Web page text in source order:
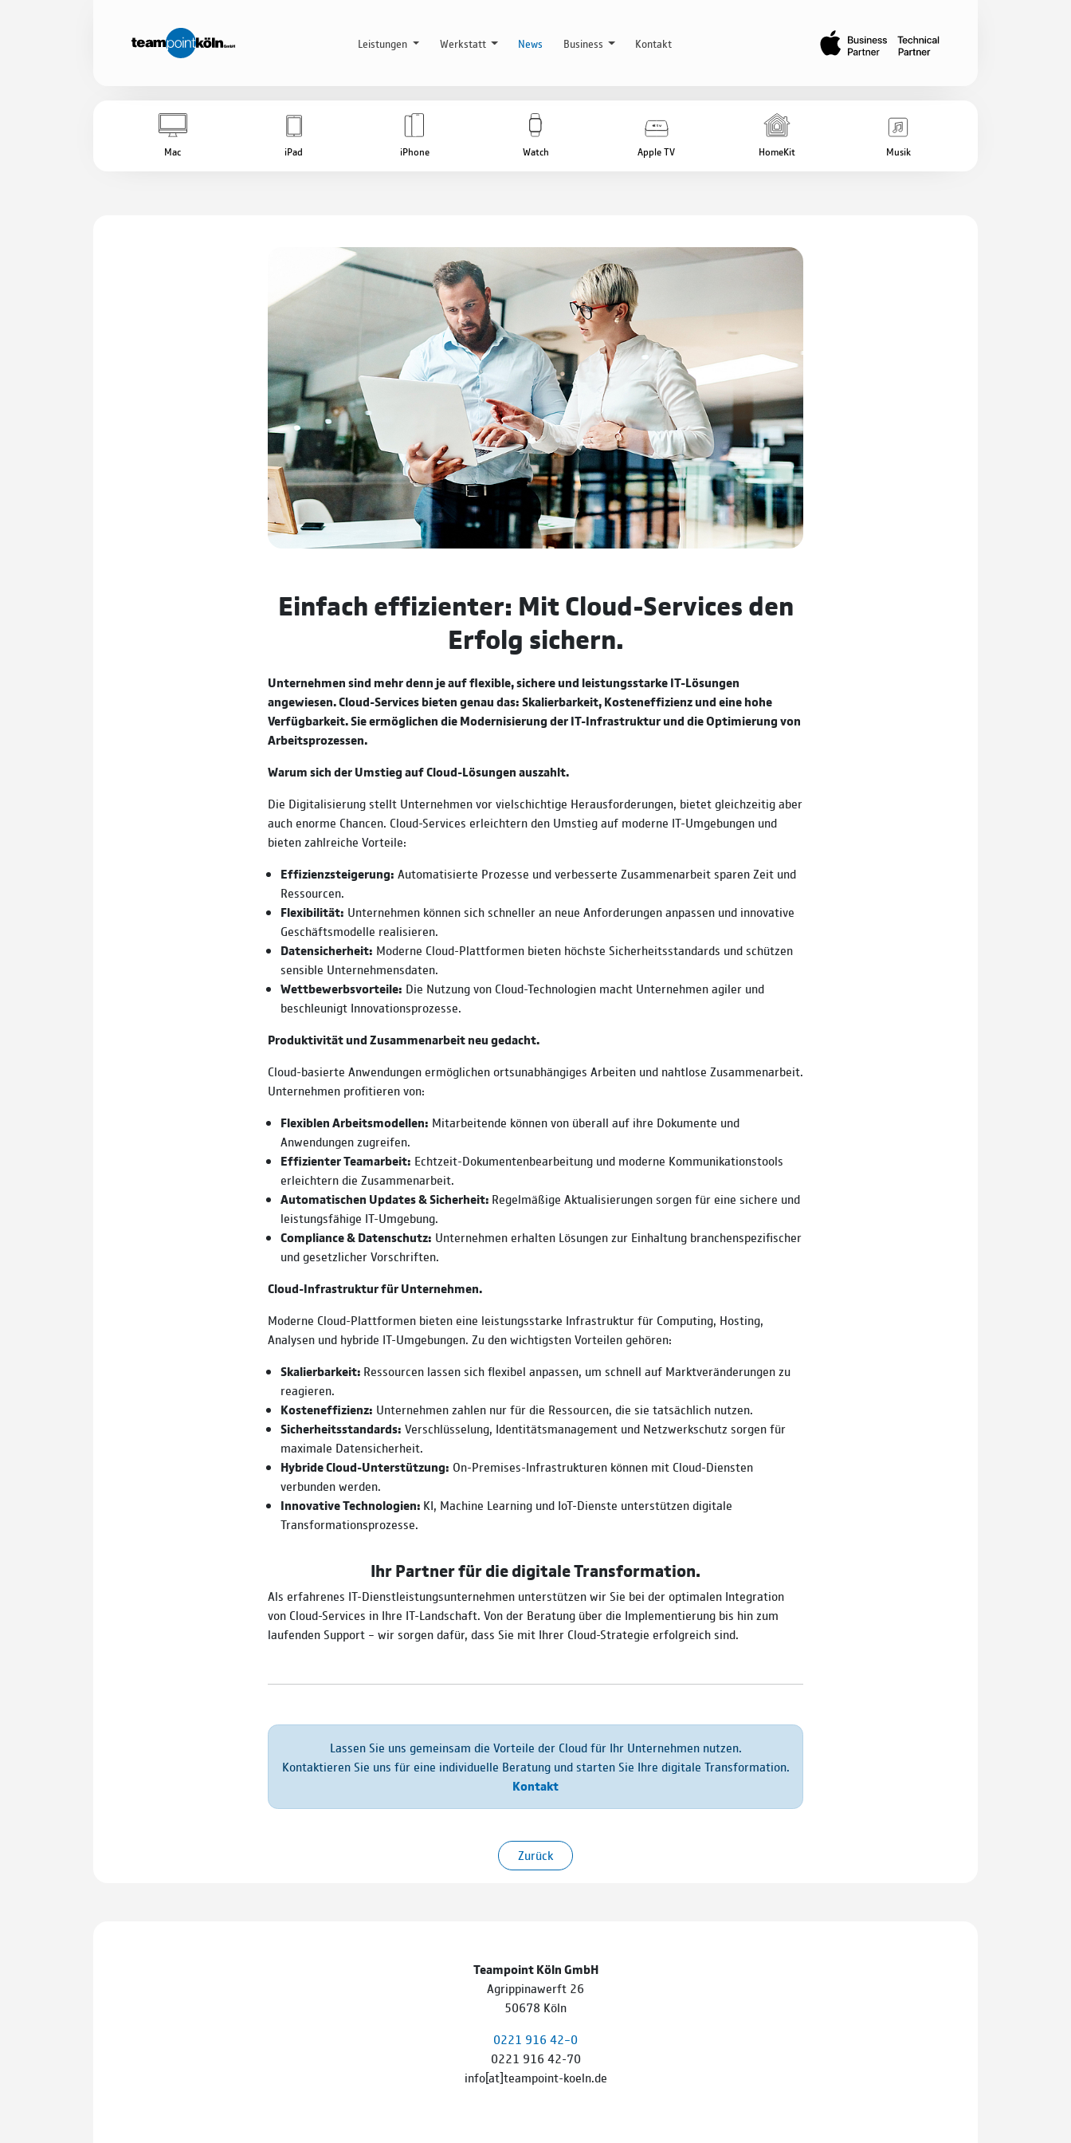
Leistungen Werkstatt News Business Kontakt
Mac iPad iPhone Watch Apple TV HomeKit Musik
Einfach effizienter: Mit Cloud-Services den
Erfolg sichern.
Unternehmen sind mehr denn je auf flexible, sichere und leistungsstarke IT-Lösungen
angewiesen. Cloud-Services bieten genau das: Skalierbarkeit, Kosteneffizienz und eine hohe
Verfügbarkeit. Sie ermöglichen die Modernisierung der IT-Infrastruktur und die Optimierung von
Arbeitsprozessen.
Warum sich der Umstieg auf Cloud-Lösungen auszahlt.
Die Digitalisierung stellt Unternehmen vor vielschichtige Herausforderungen, bietet gleichzeitig aber
auch enorme Chancen. Cloud-Services erleichtern den Umstieg auf moderne IT-Umgebungen und
bieten zahlreiche Vorteile:
Effizienzsteigerung: Automatisierte Prozesse und verbesserte Zusammenarbeit sparen Zeit und
Ressourcen.
Flexibilität: Unternehmen können sich schneller an neue Anforderungen anpassen und innovative
Geschäftsmodelle realisieren.
Datensicherheit: Moderne Cloud-Plattformen bieten höchste Sicherheitsstandards und schützen
sensible Unternehmensdaten.
Wettbewerbsvorteile: Die Nutzung von Cloud-Technologien macht Unternehmen agiler und
beschleunigt Innovationsprozesse.
Produktivität und Zusammenarbeit neu gedacht.
Cloud-basierte Anwendungen ermöglichen ortsunabhängiges Arbeiten und nahtlose Zusammenarbeit.
Unternehmen profitieren von:
Flexiblen Arbeitsmodellen: Mitarbeitende können von überall auf ihre Dokumente und
Anwendungen zugreifen.
Effizienter Teamarbeit: Echtzeit-Dokumentenbearbeitung und moderne Kommunikationstools
erleichtern die Zusammenarbeit.
Automatischen Updates & Sicherheit: Regelmäßige Aktualisierungen sorgen für eine sichere und
leistungsfähige IT-Umgebung.
Compliance & Datenschutz: Unternehmen erhalten Lösungen zur Einhaltung branchenspezifischer
und gesetzlicher Vorschriften.
Cloud-Infrastruktur für Unternehmen.
Moderne Cloud-Plattformen bieten eine leistungsstarke Infrastruktur für Computing, Hosting,
Analysen und hybride IT-Umgebungen. Zu den wichtigsten Vorteilen gehören:
Skalierbarkeit: Ressourcen lassen sich flexibel anpassen, um schnell auf Marktveränderungen zu
reagieren.
Kosteneffizienz: Unternehmen zahlen nur für die Ressourcen, die sie tatsächlich nutzen.
Sicherheitsstandards: Verschlüsselung, Identitätsmanagement und Netzwerkschutz sorgen für
maximale Datensicherheit.
Hybride Cloud-Unterstützung: On-Premises-Infrastrukturen können mit Cloud-Diensten
verbunden werden.
Innovative Technologien: KI, Machine Learning und IoT-Dienste unterstützen digitale
Transformationsprozesse.
Ihr Partner für die digitale Transformation.
Als erfahrenes IT-Dienstleistungsunternehmen unterstützen wir Sie bei der optimalen Integration
von Cloud-Services in Ihre IT-Landschaft. Von der Beratung über die Implementierung bis hin zum
laufenden Support – wir sorgen dafür, dass Sie mit Ihrer Cloud-Strategie erfolgreich sind.
Lassen Sie uns gemeinsam die Vorteile der Cloud für Ihr Unternehmen nutzen.
Kontaktieren Sie uns für eine individuelle Beratung und starten Sie Ihre digitale Transformation.
Kontakt
Zurück
Teampoint Köln GmbH
Agrippinawerft 26
50678 Köln
0221 916 42–0
0221 916 42-70
info[at]teampoint-koeln.de